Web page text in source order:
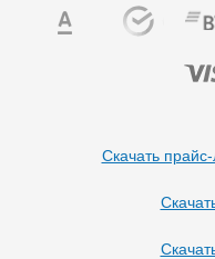
Скачать